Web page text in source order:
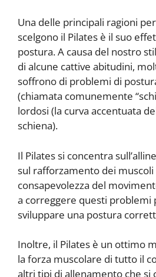
Una delle principali ragioni
scelgono il Pilates è il suo
postura. A causa del nostro
di alcune cattive abitudini,
soffrono di problemi di
(chiamata comunemente
lordosi (la curva accentuata
schiena).
Il Pilates si concentra
sul rafforzamento dei muscoli
consapevolezza del
a correggere questi problemi
sviluppare una postura
Inoltre, il Pilates è un ottimo
la forza muscolare di tutto il
altri tipi di allenamento che si